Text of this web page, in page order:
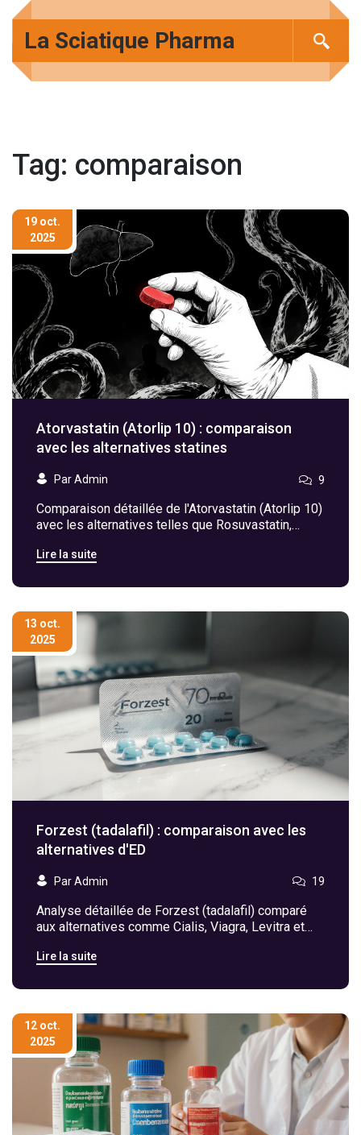
La Sciatique Pharma
Tag: comparaison
19 oct.
2025
Atorvastatin (Atorlip 10) : comparaison
avec les alternatives statines
Par Admin 9
Comparaison détaillée de l'Atorvastatin (Atorlip 10)
avec les alternatives telles que Rosuvastatin,
le traitement cholestérol optimal.
Lire la suite
13 oct.
2025
Forzest (tadalafil) : comparaison avec les
alternatives d'ED
Par Admin 19
Analyse détaillée de Forzest (tadalafil) comparé
aux alternatives comme Cialis, Viagra, Levitra et
de choix.
Lire la suite
12 oct.
2025